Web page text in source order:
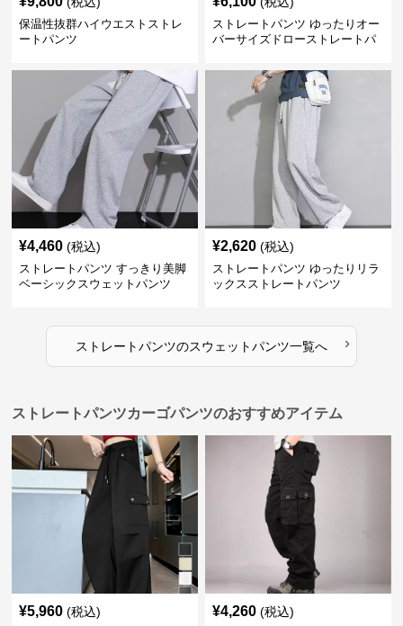
保温性抜群ハイウエストストレ
ートパンツ
ストレートパンツ ゆったりオー
バーサイズドローストレートパ
¥4,460 (税込)
ストレートパンツ すっきり美脚
ベーシックスウェットパンツ
¥2,620 (税込)
ストレートパンツ ゆったりリラ
ックスストレートパンツ
ストレートパンツのスウェットパンツ一覧へ ›
ストレートパンツカーゴパンツのおすすめアイテム
¥5,960 (税込) ¥4,260 (税込)